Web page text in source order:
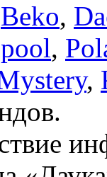
Beko,
,
,